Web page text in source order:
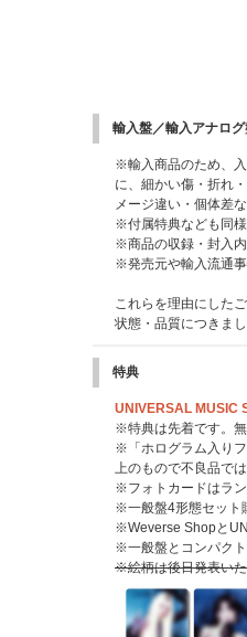
輸入盤／輸入アナロ
※輸入商品のため、入
に、細かい傷・折れ
メージ違い・個体差
※付属特典なども同様
※商品の収録・封入内
※発売元や輸入流通事
これらを理由にした
状態・品質につきま
特典
UNIVERSAL MUSIC
※特典は先着です。無
※「ホログラム入り
上のもので不良品で
※フォトカードはラン
※一般盤4形態セット
※Weverse Shopと
※一般盤とコンパクト
※絵柄は後日発表い